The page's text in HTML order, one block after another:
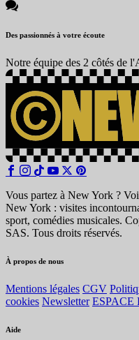
Des passionnés à votre écoute
Notre équipe des 2 côtés de
Vous partez à New York ?
New York : visites
sport, comédies musicales.
SAS. Tous droits réservés.
À propos de nous
Mentions légales CGV
cookies Newsletter ESPACE
Aide